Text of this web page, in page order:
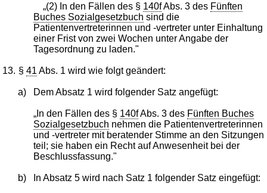
„(2) In den Fällen des § 140fAbs. 3 des Fünften
Buches Sozialgesetzbuch sind die
Patientenvertreterinnen und -vertreter unter Einhaltung
einer Frist von zwei Wochen unter Angabe der
Tagesordnung zu laden."
13. §41 Abs. 1 wird wie folgt geändert:
a) Dem Absatz 1 wird folgender Satz angefügt:
„In den Fällen des § 140fAbs. 3 des Fünften Buches
Sozialgesetzbuch nehmen die Patientenvertreterinnen
und -vertreter mit beratender Stimme an den Sitzungen
teil; sie haben ein Recht auf Anwesenheit bei der
Beschlussfassung."
b) In Absatz 5 wird nach Satz 1 folgender Satz eingefügt: